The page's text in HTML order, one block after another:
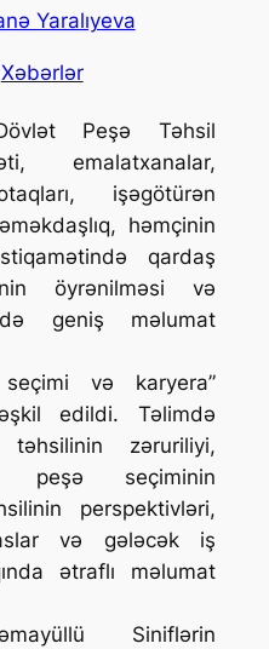
Yaralıyeva
Xəbərlər
Peşə Təhsil
emalatxanalar,
işəgötürən
həmçinin
qardaş
öyrənilməsi və
geniş məlumat
və karyera”
edildi. Təlimdə
zəruriliyi,
peşə seçiminin
perspektivləri,
və gələcək iş
ətraflı məlumat
Siniflərin